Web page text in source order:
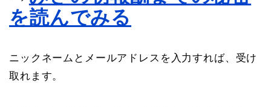
を読んでみる
ニックネームとメールアドレスを入力すれば、受け
取れます。